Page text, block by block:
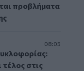
προβλήματα
08:05
στις